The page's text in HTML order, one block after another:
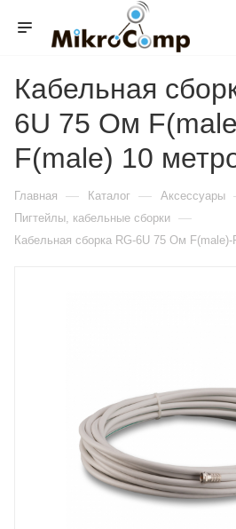
Кабельная
6U 75 Ом
F(male) 10
Главная — Каталог — Аксессуары
Пигтейлы, кабельные сборки —
Кабельная сборка RG-6U 75 Ом F(male)-